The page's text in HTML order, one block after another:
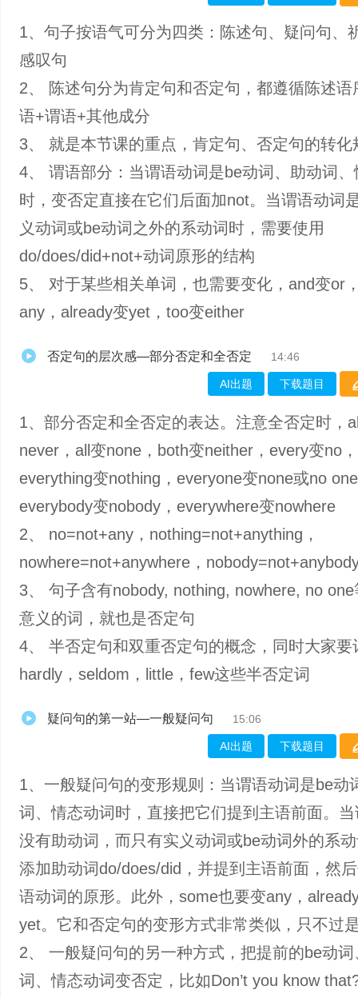
1、句子按语气可分为四类：陈述句、疑问句、
感叹句
2、 陈述句分为肯定句和否定句，都遵循陈述语
语+谓语+其他成分
3、 就是本节课的重点，肯定句、否定句的转化
4、 谓语部分：当谓语动词是be动词、助动词
时，变否定直接在它们后面加not。当谓语动词
义动词或be动词之外的系动词时，需要使用
do/does/did+not+动词原形的结构
5、 对于某些相关单词，也需要变化，and变or
any，already变yet，too变either
否定句的层次感—部分否定和全否定 14:46
AI出题 下载题目
1、部分否定和全否定的表达。注意全否定时，
never，all变none，both变neither，every变no，
everything变nothing，everyone变none或no
everybody变nobody，everywhere变nowhere
2、 no=not+any，nothing=not+anything，
nowhere=not+anywhere，
3、 句子含有nobody, nothing, nowhere, no
意义的词，就也是否定句
4、 半否定句和双重否定句的概念，同时大家要
hardly，seldom，little，few这些半否定词
疑问句的第一站—一般疑问句 15:06
AI出题 下载题目
1、一般疑问句的变形规则：当谓语动词是be动
词、情态动词时，直接把它们提到主语前面。
没有助动词，而只有实义动词或be动词外的系
添加助动词do/does/did，并提到主语前面，然
语动词的原形。此外，some也要变any，
yet。它和否定句的变形方式非常类似，只不过
2、 一般疑问句的另一种方式，把提前的be动
词、情态动词变否定，比如Don’t you know